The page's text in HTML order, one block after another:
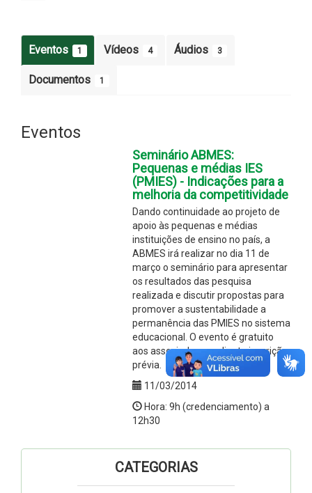
Eventos 1 Vídeos 4 Áudios 3
Documentos 1
Eventos
Seminário ABMES:
Pequenas e médias IES
(PMIES) - Indicações para a
melhoria da competitividade
Dando continuidade ao projeto de
apoio às pequenas e médias
instituições de ensino no país, a
ABMES irá realizar no dia 11 de
março o seminário para apresentar
os resultados das pesquisa
realizada e discutir propostas para
promover a sustentabilidade a
permanência das PMIES no sistema
educacional. O evento é gratuito
aos associados, mediante inscrição
prévia.
11/03/2014
Hora: 9h (credenciamento) a
12h30
CATEGORIAS